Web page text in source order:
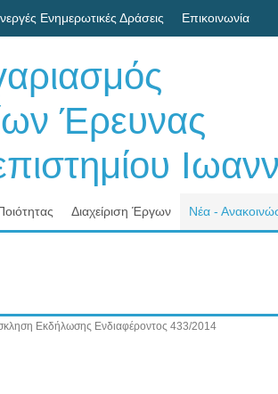
Ενημερωτικές Δράσεις Επικοινωνία
Έρευνας
Διαχείριση Έργων Νέα -
Εκδήλωσης Ενδιαφέροντος 433/2014